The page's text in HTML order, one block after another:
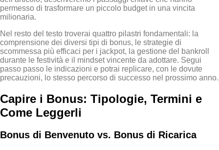
permesso di trasformare un piccolo budget in una vincita
milionaria.
Nel resto del testo troverai quattro pilastri fondamentali: la
comprensione dei diversi tipi di bonus, le strategie di
scommessa più efficaci per i jackpot, la gestione del bankroll
durante le festività e il mindset vincente da adottare. Segui
passo passo le indicazioni e potrai replicare, con le dovute
precauzioni, lo stesso percorso di successo nel prossimo anno.
Capire i Bonus: Tipologie, Termini e
Come Leggerli
Bonus di Benvenuto vs. Bonus di Ricarica